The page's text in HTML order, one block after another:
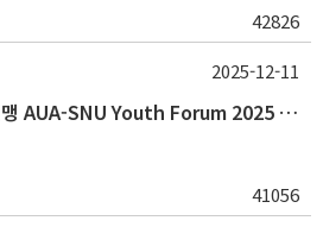
42826
(~12/30) 아시아대학연맹 AUA-SNU Youth Forum 2025 참가자 선발 안내
41056
2025-12-11